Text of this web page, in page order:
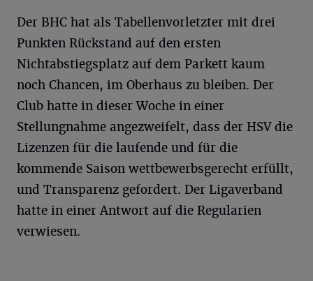
Der BHC hat als Tabellenvorletzter mit drei
Punkten Rückstand auf den ersten
Nichtabstiegsplatz auf dem Parkett kaum
noch Chancen, im Oberhaus zu bleiben. Der
Club hatte in dieser Woche in einer
Stellungnahme angezweifelt, dass der HSV die
Lizenzen für die laufende und für die
kommende Saison wettbewerbsgerecht erfüllt,
und Transparenz gefordert. Der Ligaverband
hatte in einer Antwort auf die Regularien
verwiesen.